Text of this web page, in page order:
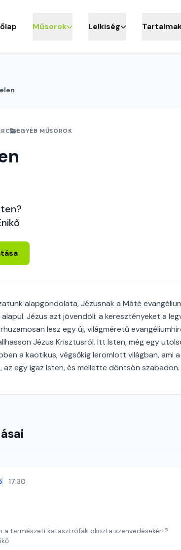
Műsorok Lelkiség
EGYÉB MŰSOROK
alapgondolata, Jézusnak a Máté
Jézus azt jövendöli: a keresztényeket a
lesz egy új, világméretű
Jézus Krisztusról. Itt Isten, még egy
a kaotikus, végsőkig leromlott világban, ami
az egy igaz Isten, és mellette döntsön szabadon.
17:30
a természeti katasztrófák okozta szenvedésekért?